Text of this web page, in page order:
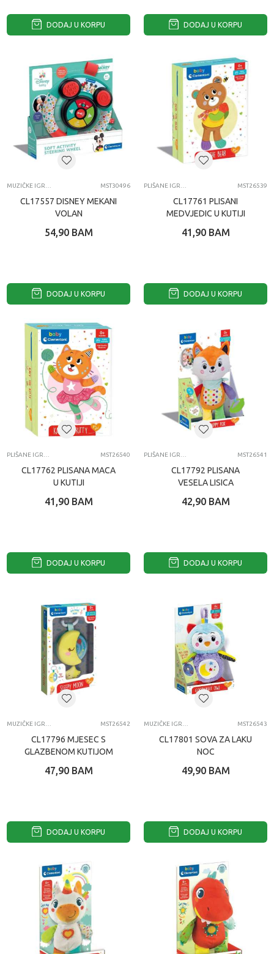
DODAJ U KORPU DODAJ U KORPU
MST30496
CL17557 DISNEY MEKANI
VOLAN
54,90 BAM
DODAJ U KORPU
MST26539
CL17761 PLISANI
MEDVJEDIC U KUTIJI
41,90 BAM
DODAJ U KORPU
MST26540
CL17762 PLISANA MACA
U KUTIJI
41,90 BAM
DODAJ U KORPU
MST26541
CL17792 PLISANA
VESELA LISICA
42,90 BAM
DODAJ U KORPU
MST26542
CL17796 MJESEC S
GLAZBENOM KUTIJOM
47,90 BAM
DODAJ U KORPU
MST26543
CL17801 SOVA ZA LAKU
NOC
49,90 BAM
DODAJ U KORPU